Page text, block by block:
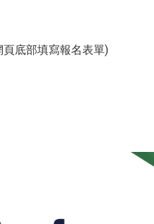
頁底部填寫報名表單)